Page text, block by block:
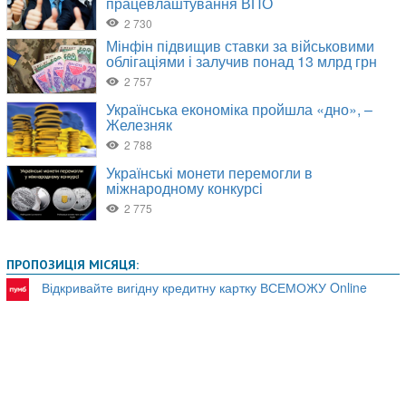
ПРОПОЗИЦІЯ МІСЯЦЯ:
Відкривайте вигідну кредитну картку ВСЕМОЖУ Online